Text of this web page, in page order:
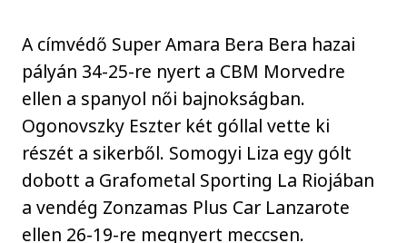
A címvédő Super Amara Bera Bera hazai
pályán 34-25-re nyert a CBM Morvedre
ellen a spanyol női bajnokságban.
Ogonovszky Eszter két góllal vette ki
részét a sikerből. Somogyi Liza egy gólt
dobott a Grafometal Sporting La Riojában
a vendég Zonzamas Plus Car Lanzarote
ellen 26-19-re megnyert meccsen.